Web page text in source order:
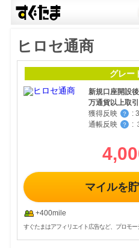
ヒロセ通商
グレー
新規口座開設
万通貨以上取引
獲得反映
？ :
通帳反映
？ :
マイルを
+400mile
すぐたまはアフィリエイト広告など、プロモ